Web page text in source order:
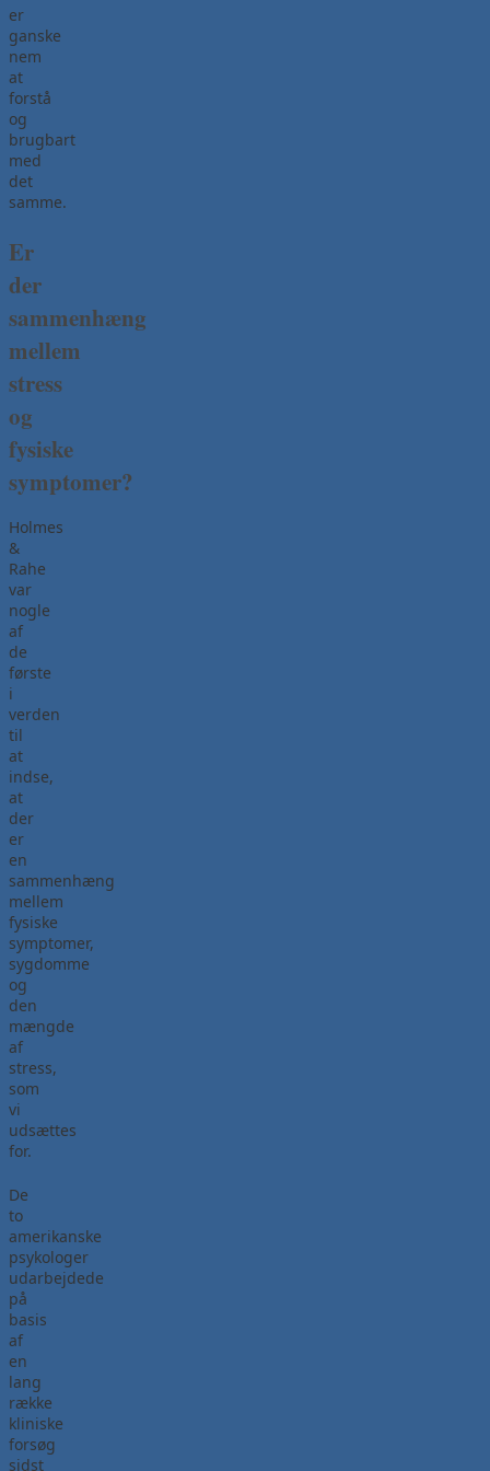
er
ganske
nem
at
forstå
og
brugbart
med
det
samme.
Er
der
sammenhæng
mellem
stress
og
fysiske
symptomer?
Holmes
&
Rahe
var
nogle
af
de
første
i
verden
til
at
indse,
at
der
er
en
sammenhæng
mellem
fysiske
symptomer,
sygdomme
og
den
mængde
af
stress,
som
vi
udsættes
for.
De
to
amerikanske
psykologer
udarbejdede
på
basis
af
en
lang
række
kliniske
forsøg
sidst